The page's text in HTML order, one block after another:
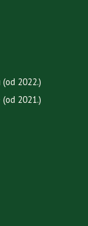
2022.)
2021.)